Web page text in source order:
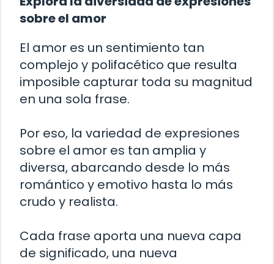
sobre el amor
El amor es un sentimiento tan
complejo y polifacético que resulta
imposible capturar toda su magnitud
en una sola frase.
Por eso, la variedad de expresiones
sobre el amor es tan amplia y
diversa, abarcando desde lo más
romántico y emotivo hasta lo más
crudo y realista.
Cada frase aporta una nueva capa
de significado, una nueva